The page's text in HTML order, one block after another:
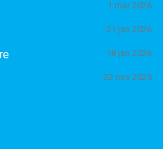
1 mar 2026
31 jan 2026
18 jan 2026
22 nov 2025